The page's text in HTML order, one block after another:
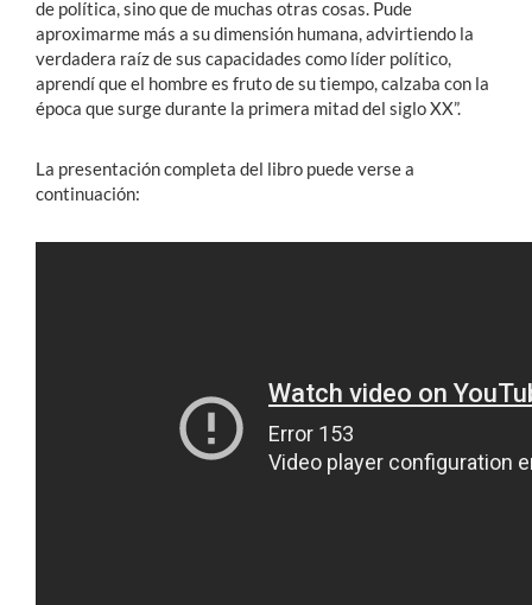
de política, sino que de muchas otras cosas. Pude
aproximarme más a su dimensión humana, advirtiendo la
verdadera raíz de sus capacidades como líder político,
aprendí que el hombre es fruto de su tiempo, calzaba con la
época que surge durante la primera mitad del siglo XX”.
La presentación completa del libro puede verse a
continuación: